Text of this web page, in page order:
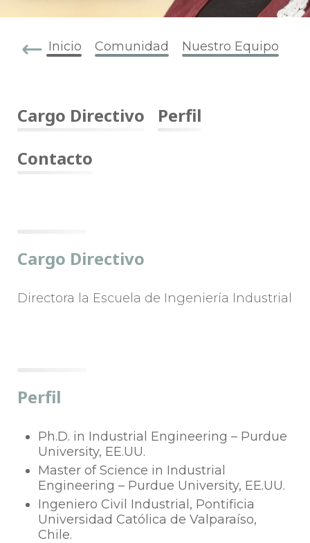
Inicio Comunidad Nuestro Equipo
Cargo Directivo
Perfil
Contacto
Cargo Directivo
Directora la Escuela de Ingeniería Industrial
Perfil
Ph.D. in Industrial Engineering – Purdue
University, EE.UU.
Master of Science in Industrial
Engineering – Purdue University, EE.UU.
Ingeniero Civil Industrial, Pontificia
Universidad Católica de Valparaíso,
Chile.